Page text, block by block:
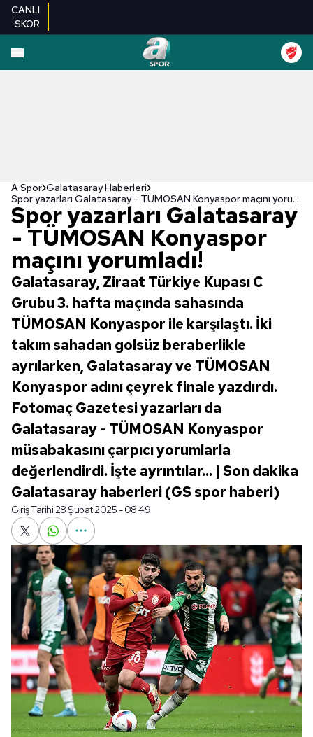
CANLI
SKOR
A Spor Galatasaray Haberleri
Spor yazarları Galatasaray - TÜMOSAN Konyaspor maçını yorumladı!
Spor yazarları Galatasaray
- TÜMOSAN Konyaspor
maçını yorumladı!
Galatasaray, Ziraat Türkiye Kupası C
Grubu 3. hafta maçında sahasında
TÜMOSAN Konyaspor ile karşılaştı. İki
takım sahadan golsüz beraberlikle
ayrılarken, Galatasaray ve TÜMOSAN
Konyaspor adını çeyrek finale yazdırdı.
Fotomaç Gazetesi yazarları da
Galatasaray - TÜMOSAN Konyaspor
müsabakasını çarpıcı yorumlarla
değerlendirdi. İşte ayrıntılar... | Son dakika
Galatasaray haberleri (GS spor haberi)
Giriş Tarihi:28 Şubat 2025 - 08:49